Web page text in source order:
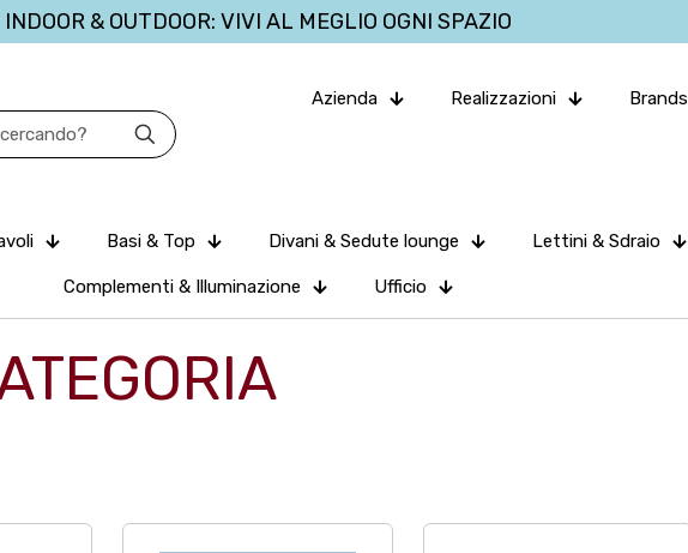
INDOOR & OUTDOOR: VIVI AL MEGLIO OGNI SPAZIO
Azienda Realizzazioni Brands
Basi & Top Divani & Sedute lounge Lettini & Sdraio
Complementi & Illuminazione Ufficio